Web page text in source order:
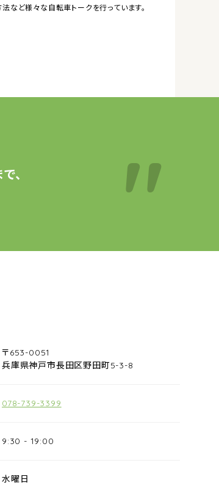
など様々な自転車トークを行っています。
、
カゴヤ
〒653-0051
兵庫県神戸市長田区野田町5-3-8
078-739-3399
9:30 - 19:00
水曜日